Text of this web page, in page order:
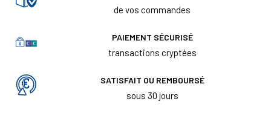
de vos commandes
PAIEMENT SÉCURISÉ
transactions cryptées
SATISFAIT OU REMBOURSÉ
sous 30 jours